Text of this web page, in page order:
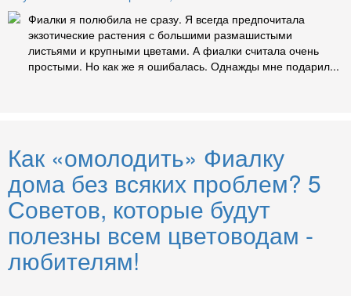
Фиалки я полюбила не сразу. Я всегда предпочитала
экзотические растения с большими размашистыми
листьями и крупными цветами. А фиалки считала очень
простыми. Но как же я ошибалась. Однажды мне подарил...
Как «омолодить» Фиалку
дома без всяких проблем? 5
Советов, которые будут
полезны всем цветоводам -
любителям!